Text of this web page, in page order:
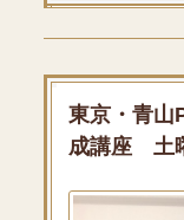
東京・青山
成講座 土